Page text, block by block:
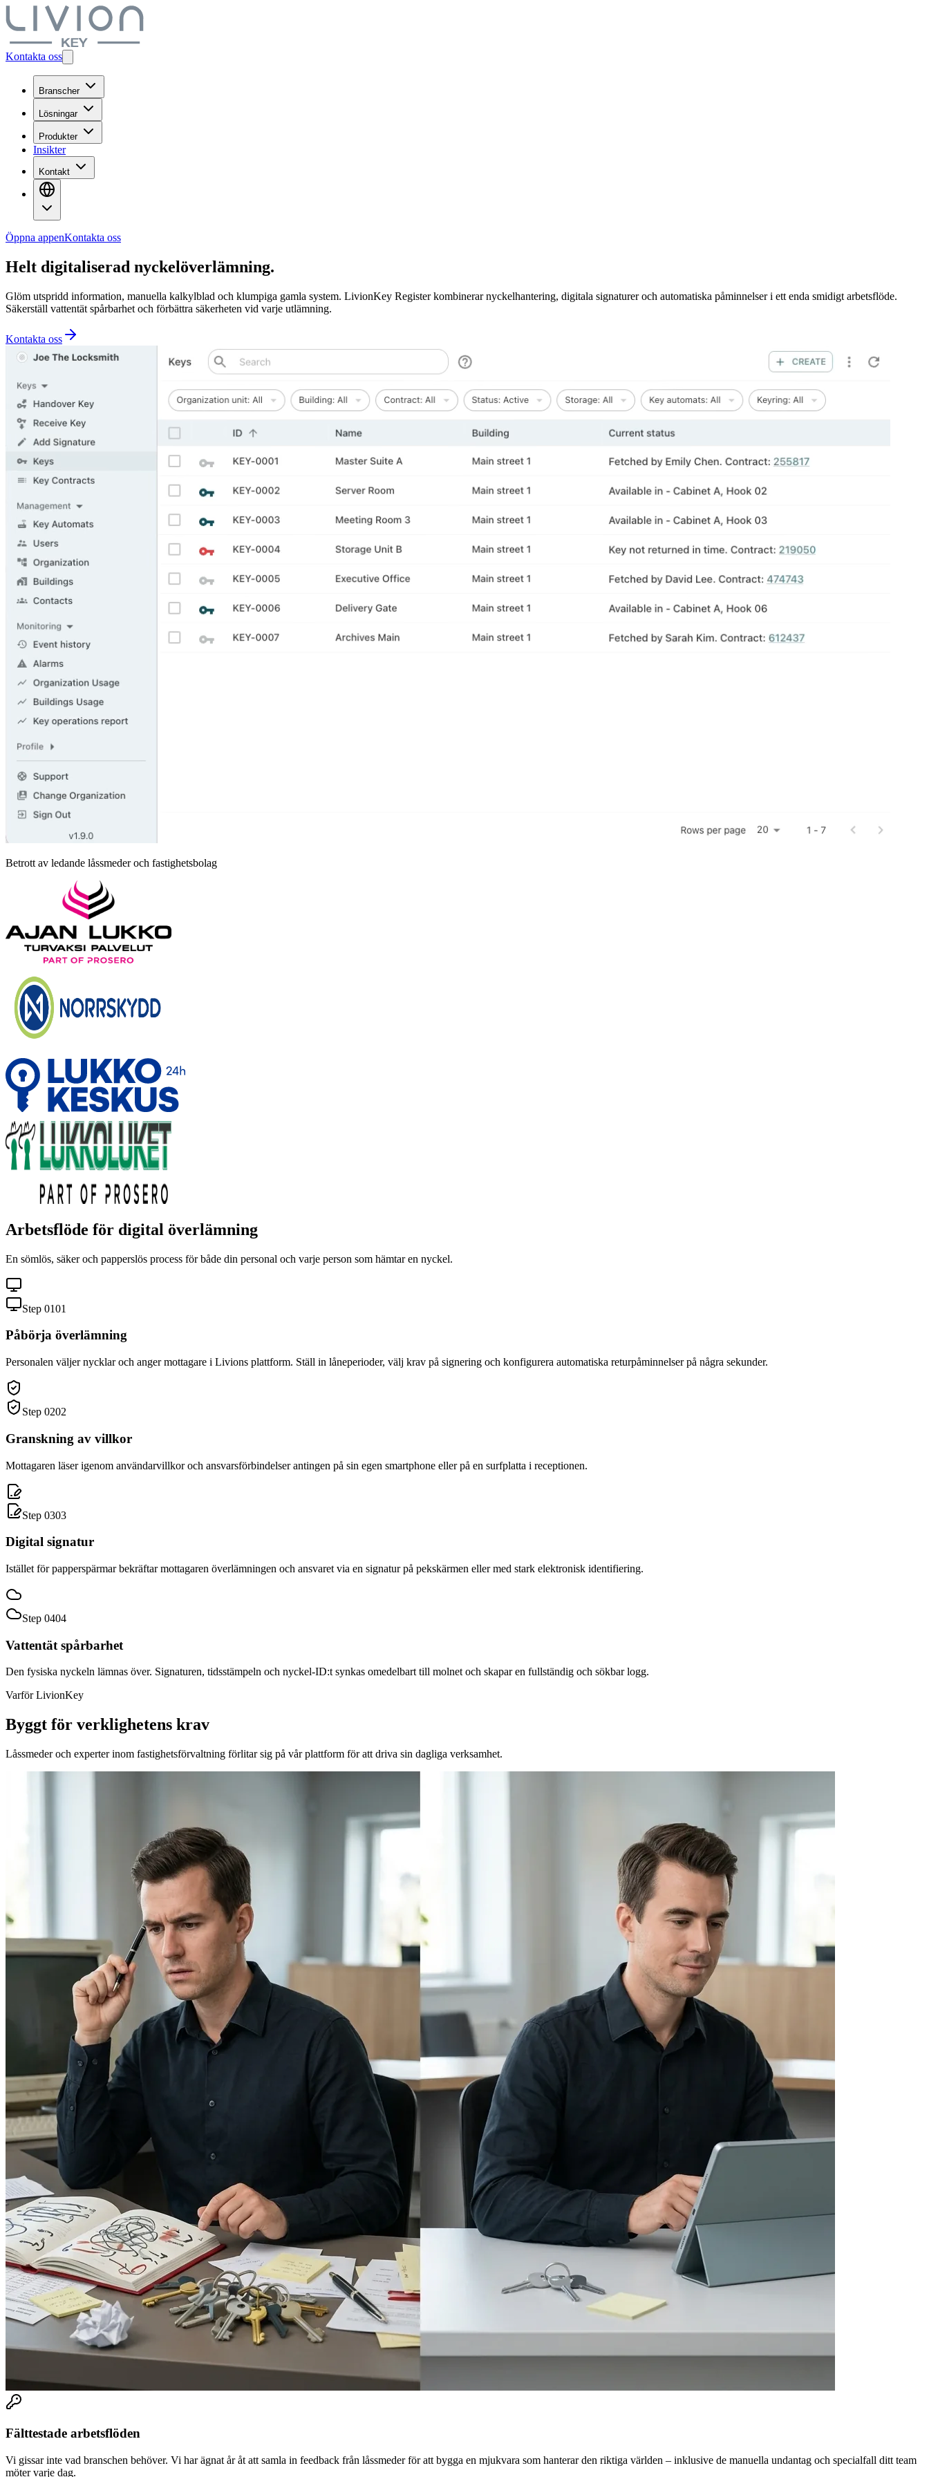
Kontakta oss
Branscher
Lösningar
Produkter
Insikter
Kontakt
Öppna appenKontakta oss
Helt digitaliserad nyckelöverlämning.
Glöm utspridd information, manuella kalkylblad och klumpiga gamla system. LivionKey Register kombinerar nyckelhantering, digitala signaturer och automatiska påminnelser i ett enda smidigt arbetsflöde.
Säkerställ vattentät spårbarhet och förbättra säkerheten vid varje utlämning.
Kontakta oss
Betrott av ledande låssmeder och fastighetsbolag
Arbetsflöde för digital överlämning
En sömlös, säker och papperslös process för både din personal och varje person som hämtar en nyckel.
Step 0101
Påbörja överlämning
Personalen väljer nycklar och anger mottagare i Livions plattform. Ställ in låneperioder, välj krav på signering och konfigurera automatiska returpåminnelser på några sekunder.
Step 0202
Granskning av villkor
Mottagaren läser igenom användarvillkor och ansvarsförbindelser antingen på sin egen smartphone eller på en surfplatta i receptionen.
Step 0303
Digital signatur
Istället för papperspärmar bekräftar mottagaren överlämningen och ansvaret via en signatur på pekskärmen eller med stark elektronisk identifiering.
Step 0404
Vattentät spårbarhet
Den fysiska nyckeln lämnas över. Signaturen, tidsstämpeln och nyckel-ID:t synkas omedelbart till molnet och skapar en fullständig och sökbar logg.
Varför LivionKey
Byggt för verklighetens krav
Låssmeder och experter inom fastighetsförvaltning förlitar sig på vår plattform för att driva sin dagliga verksamhet.
Fälttestade arbetsflöden
Vi gissar inte vad branschen behöver. Vi har ägnat år åt att samla in feedback från låssmeder för att bygga en mjukvara som hanterar den riktiga världen – inklusive de manuella undantag och specialfall ditt team
möter varje dag.